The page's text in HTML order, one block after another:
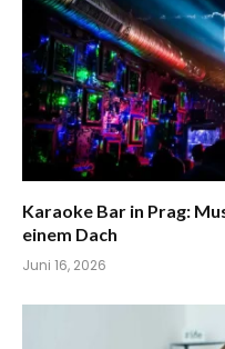
Karaoke Bar in Prag:
einem Dach
Juni 16, 2026